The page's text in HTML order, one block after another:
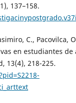
137–158.
C., Pacovilca,
en estudiantes de
13(4), 218-225.